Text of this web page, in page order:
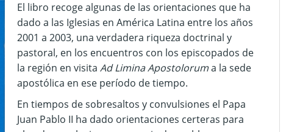
El libro recoge algunas de las orientaciones que ha
dado a las Iglesias en América Latina entre los años
2001 a 2003, una verdadera riqueza doctrinal y
pastoral, en los encuentros con los episcopados de
la región en visitaAd Limina Apostoloruma la sede
apostólica en ese período de tiempo.
En tiempos de sobresaltos y convulsiones el Papa
Juan Pablo II ha dado orientaciones certeras para